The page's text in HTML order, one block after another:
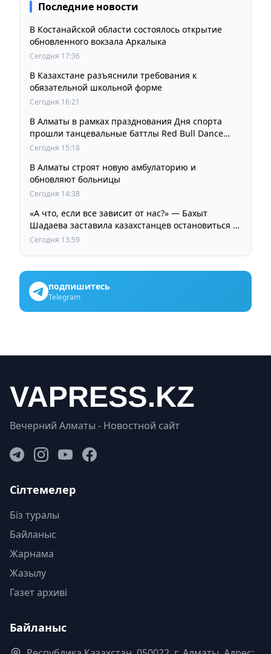
Последние новости
В Костанайской области состоялось открытие
обновленного вокзала Аркалыка
Сегодня 17:36
В Казахстане разъяснили требования к
обязательной школьной форме
Сегодня 16:21
В Алматы в рамках празднования Дня спорта
прошли танцевальные баттлы Red Bull Dance
Your Style
Сегодня 15:18
В Алматы строят новую амбулаторию и
обновляют больницы
Сегодня 14:38
«А что, если все зависит от нас?» — Бахыт
Шадаева заставила казахстанцев остановиться и
задуматься
Сегодня 13:59
подпишитесь
Telegram
Вечерний Алматы - Новостной сайт
Сілтемелер
Біз туралы
Байланыс
Жарнама
Жазылу
Газет архиві
Байланыс